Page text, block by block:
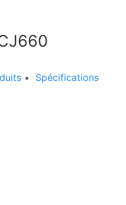
Spécifications